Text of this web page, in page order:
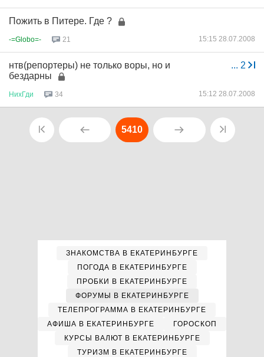
Пожить в Питере. Где ?
-=Globo=- 21 15:15 28.07.2008
... 2
нтв(репортеры) не только воры, но и
бездарны
НихГди 34 15:12 28.07.2008
5410
ЗНАКОМСТВА В ЕКАТЕРИНБУРГЕ
ПОГОДА В ЕКАТЕРИНБУРГЕ
ПРОБКИ В ЕКАТЕРИНБУРГЕ
ФОРУМЫ В ЕКАТЕРИНБУРГЕ
ТЕЛЕПРОГРАММА В ЕКАТЕРИНБУРГЕ
АФИША В ЕКАТЕРИНБУРГЕ
ГОРОСКОП
КУРСЫ ВАЛЮТ В ЕКАТЕРИНБУРГЕ
ТУРИЗМ В ЕКАТЕРИНБУРГЕ